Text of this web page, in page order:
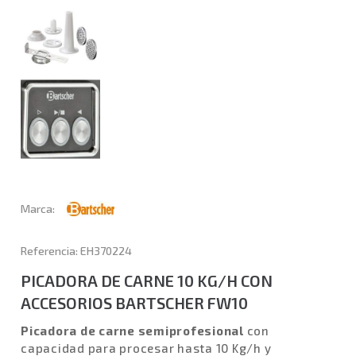
Marca:
Referencia: EH370224
PICADORA DE CARNE 10 KG/H CON
ACCESORIOS BARTSCHER FW10
Picadora de carne semiprofesional con
capacidad para procesar hasta 10 Kg/h y